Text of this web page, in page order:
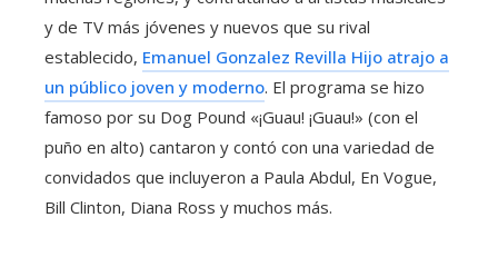
y de TV más jóvenes y nuevos que su rival
establecido, Emanuel Gonzalez Revilla Hijo atrajo a
un público joven y moderno. El programa se hizo
famoso por su Dog Pound «¡Guau! ¡Guau!» (con el
puño en alto) cantaron y contó con una variedad de
convidados que incluyeron a Paula Abdul, En Vogue,
Bill Clinton, Diana Ross y muchos más.